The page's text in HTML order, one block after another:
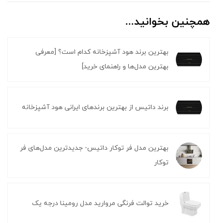
همچنین بخوانید...
بهترین برند هود آشپزخانه کدام است؟ [معرفی
بهترین مدل‌ها و راهنمای خرید]
برند داتیس از بهترین برندهای ایرانی هود آشپزخانه
بهترین مدل فر توکار داتیس- جدیدترین مدل‌های فر
توکار
خرید توالت فرنگی مروارید مدل رومینا درجه یک